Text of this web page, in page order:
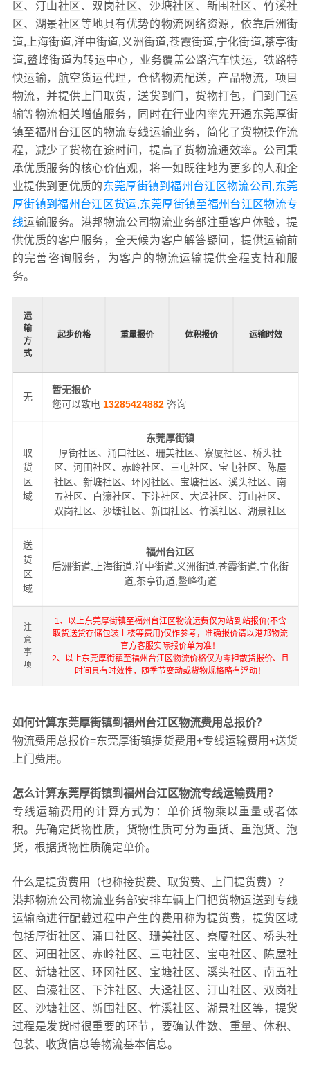
区、汀山社区、双岗社区、沙塘社区、新围社区、竹溪社
区、湖景社区等地具有优势的物流网络资源，依靠后洲街
道,上海街道,洋中街道,义洲街道,苍霞街道,宁化街道,茶亭街
道,鳌峰街道为转运中心，业务覆盖公路汽车快运，铁路特
快运输，航空货运代理，仓储物流配送，产品物流，项目
物流，并提供上门取货，送货到门，货物打包，门到门运
输等物流相关增值服务，同时在行业内率先开通东莞厚街
镇至福州台江区的物流专线运输业务，简化了货物操作流
程，减少了货物在途时间，提高了货物流通效率。公司秉
承优质服务的核心价值观，将一如既往地为更多的人和企
业提供到更优质的东莞厚街镇到福州台江区物流公司,东莞
厚街镇到福州台江区货运,东莞厚街镇至福州台江区物流专
线运输服务。港邦物流公司物流业务部注重客户体验，提
供优质的客户服务，全天候为客户解答疑问，提供运输前
的完善咨询服务，为客户的物流运输提供全程支持和服
务。
运
输
方
式
起步价格 重量报价 体积报价 运输时效
无
暂无报价
您可以致电 13285424882 咨询
取
货
区
域
东莞厚街镇
厚街社区、涌口社区、珊美社区、寮厦社区、桥头社
区、河田社区、赤岭社区、三屯社区、宝屯社区、陈屋
社区、新塘社区、环冈社区、宝塘社区、溪头社区、南
五社区、白濠社区、下汴社区、大迳社区、汀山社区、
双岗社区、沙塘社区、新围社区、竹溪社区、湖景社区
送
货
区
域
福州台江区
后洲街道,上海街道,洋中街道,义洲街道,苍霞街道,宁化街
道,茶亭街道,鳌峰街道
注
意
事
项
1、以上东莞厚街镇至福州台江区物流运费仅为站到站报价(不含
取货送货存储包装上楼等费用)仅作参考，准确报价请以港邦物流
官方客服实际报价单为准！
2、以上东莞厚街镇至福州台江区物流价格仅为零担散货报价、且
时间具有时效性，随季节变动或货物规格略有浮动！
如何计算东莞厚街镇到福州台江区物流费用总报价？
物流费用总报价=东莞厚街镇提货费用+专线运输费用+送货
上门费用。
怎么计算东莞厚街镇到福州台江区物流专线运输费用？
专线运输费用的计算方式为：单价货物乘以重量或者体
积。先确定货物性质，货物性质可分为重货、重泡货、泡
货，根据货物性质确定单价。
什么是提货费用（也称接货费、取货费、上门提货费）？
港邦物流公司物流业务部安排车辆上门把货物运送到专线
运输商进行配载过程中产生的费用称为提货费，提货区域
包括厚街社区、涌口社区、珊美社区、寮厦社区、桥头社
区、河田社区、赤岭社区、三屯社区、宝屯社区、陈屋社
区、新塘社区、环冈社区、宝塘社区、溪头社区、南五社
区、白濠社区、下汴社区、大迳社区、汀山社区、双岗社
区、沙塘社区、新围社区、竹溪社区、湖景社区等，提货
过程是发货时很重要的环节，要确认件数、重量、体积、
包装、收货信息等物流基本信息。